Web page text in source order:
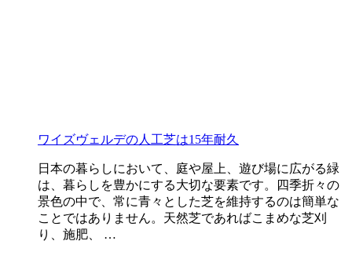
ワイズヴェルデの人工芝は15年耐久
日本の暮らしにおいて、庭や屋上、遊び場に広がる緑
は、暮らしを豊かにする大切な要素です。四季折々の
景色の中で、常に青々とした芝を維持するのは簡単な
ことではありません。天然芝であればこまめな芝刈
り、施肥、 …